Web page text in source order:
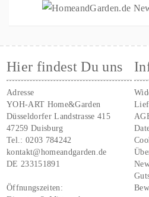
Hier findest Du uns
Adresse
YOH-ART Home&Garden
Düsseldorfer Landstrasse 415
47259 Duisburg
Tel.:0203 784242
kontakt@homeandgarden.de
DE 233151891
Öffnungszeiten: